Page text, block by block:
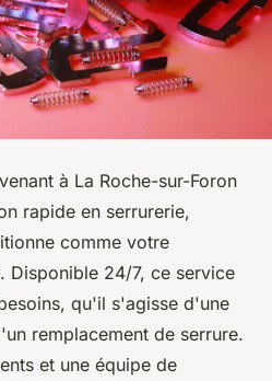
à La Roche-sur-Foron
rapide en serrurerie,
comme votre
Disponible 24/7, ce service
qu'il s'agisse d'une
remplacement de serrure.
et une équipe de